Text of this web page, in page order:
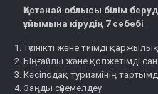
Қостанай облысы білім
ұйымына кірудің 7 себебі
Түсінікті және тиімді
Ыңғайлы және қолжетімді
Кәсіподақ туризмінің
Заңды сүйемелдеу